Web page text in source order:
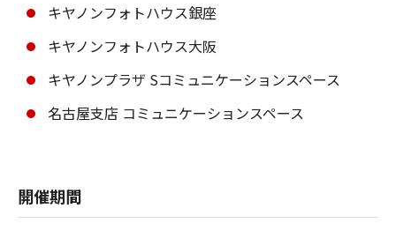
キヤノンフォトハウス銀座
キヤノンフォトハウス大阪
キヤノンプラザ Sコミュニケーションスペース
名古屋支店 コミュニケーションスペース
開催期間